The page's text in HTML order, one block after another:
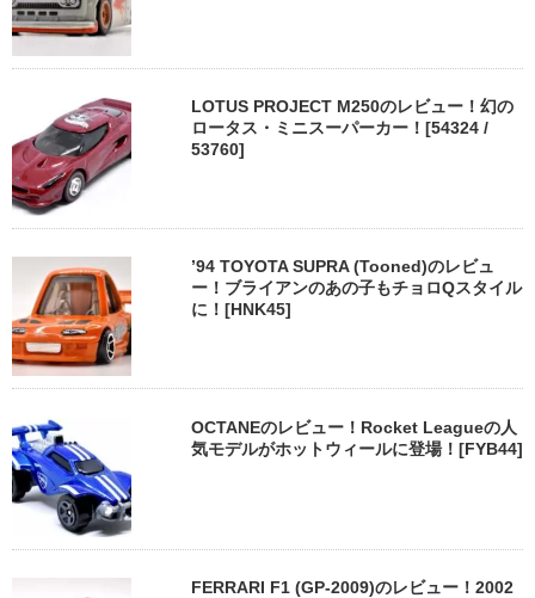
LOTUS PROJECT M250のレビュー！幻の
ロータス・ミニスーパーカー！[54324 /
53760]
’94 TOYOTA SUPRA (Tooned)のレビュ
ー！ブライアンのあの子もチョロQスタイル
に！[HNK45]
OCTANEのレビュー！Rocket Leagueの人
気モデルがホットウィールに登場！[FYB44]
FERRARI F1 (GP-2009)のレビュー！2002